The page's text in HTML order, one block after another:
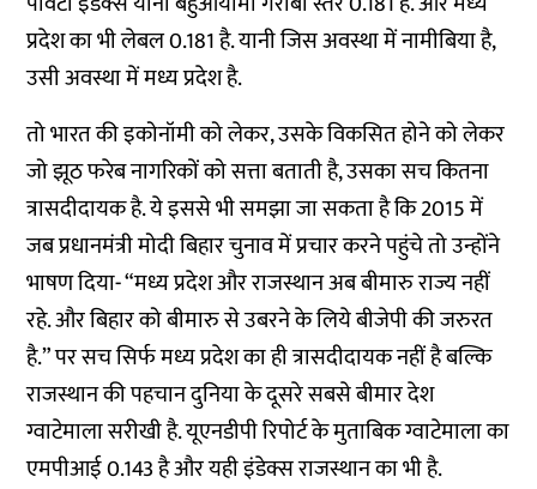
प्रदेश का भी लेबल 0.181 है. यानी जिस अवस्था में नामीबिया है,
उसी अवस्था में मध्य प्रदेश है.
तो भारत की इकोनॉमी को लेकर, उसके विकसित होने को लेकर
जो झूठ फरेब नागरिकों को सत्ता बताती है, उसका सच कितना
त्रासदीदायक है. ये इससे भी समझा जा सकता है कि 2015 में
जब प्रधानमंत्री मोदी बिहार चुनाव में प्रचार करने पहुंचे तो उन्होंने
भाषण दिया- “मध्य प्रदेश और राजस्थान अब बीमारु राज्य नहीं
रहे. और बिहार को बीमारु से उबरने के लिये बीजेपी की जरुरत
है.” पर सच सिर्फ मध्य प्रदेश का ही त्रासदीदायक नहीं है बल्कि
राजस्थान की पहचान दुनिया के दूसरे सबसे बीमार देश
ग्वाटेमाला सरीखी है. यूएनडीपी रिपोर्ट के मुताबिक ग्वाटेमाला का
एमपीआई 0.143 है और यही इंडेक्स राजस्थान का भी है.